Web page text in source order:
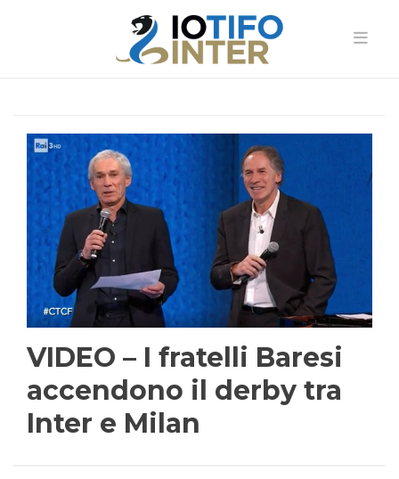
VIDEO – I fratelli Baresi
accendono il derby tra
Inter e Milan